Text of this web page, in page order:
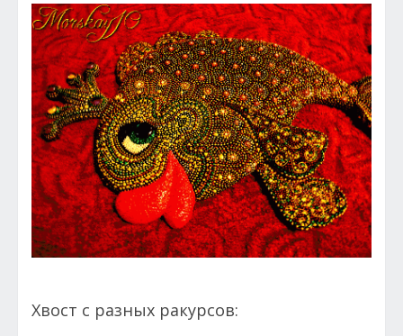
Хвост с разных ракурсов: